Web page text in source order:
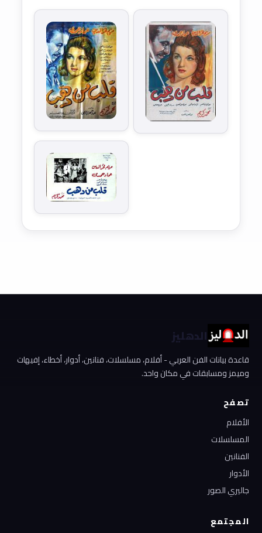
الدهليز
قاعدة بيانات الفن العربي - أفلام، مسلسلات، فنانين، أدوار، أخطاء، إفيهات
وميمز ومسابقات في مكان واحد.
تصفح
الأفلام
المسلسلات
الفنانين
الأدوار
جاليري الصور
المجتمع